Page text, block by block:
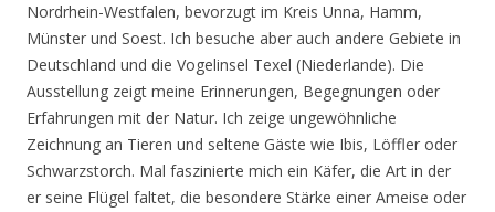
Nordrhein-Westfalen, bevorzugt im Kreis Unna, Hamm,
Münster und Soest. Ich besuche aber auch andere Gebiete in
Deutschland und die Vogelinsel Texel (Niederlande). Die
Ausstellung zeigt meine Erinnerungen, Begegnungen oder
Erfahrungen mit der Natur. Ich zeige ungewöhnliche
Zeichnung an Tieren und seltene Gäste wie Ibis, Löffler oder
Schwarzstorch. Mal faszinierte mich ein Käfer, die Art in der
er seine Flügel faltet, die besondere Stärke einer Ameise oder